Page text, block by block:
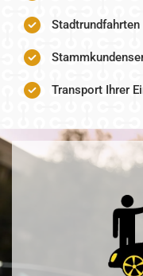
Stadtrundfahrten
Transport Ihrer